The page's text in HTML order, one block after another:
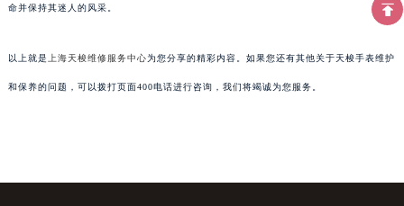
命并保持其迷人的风采。
以上就是 上海天梭维修服务中心为您分享的精彩内容。如果您还有其他关于天梭手表维护
和保养的问题，可以拨打页面400电话进行咨询，我们将竭诚为您服务。